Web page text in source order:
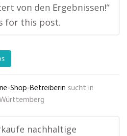
von den Ergebnissen!“
for this post.
Shop-Betreiberin sucht in
nachhaltige